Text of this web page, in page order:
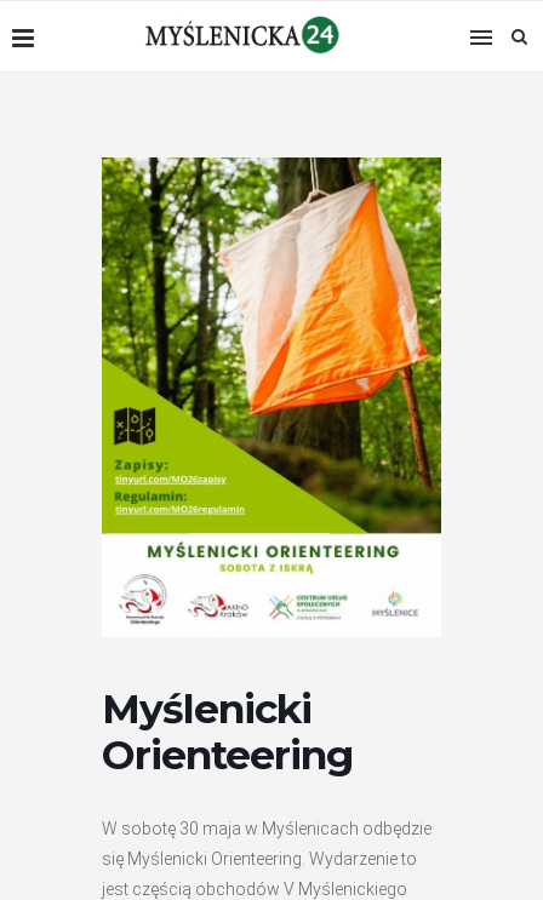
Myślenicki
Orienteering
W sobotę 30 maja w Myślenicach odbędzie
się Myślenicki Orienteering. Wydarzenie to
jest częścią obchodów V Myślenickiego